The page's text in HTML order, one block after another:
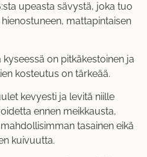
upeasta sävystä, joka tuo
mattapintaisen
on pitkäkestoinen ja
kosteutus on tärkeää.
kevyesti ja levitä niille
ennen meikkausta,
tasainen eikä
kuivuutta.